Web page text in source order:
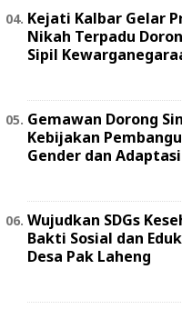
Kejati Kalbar Gelar
Nikah Terpadu
Sipil
Gemawan Dorong
Kebijakan
Gender dan
Wujudkan SDGs
Bakti Sosial dan
Desa Pak Laheng